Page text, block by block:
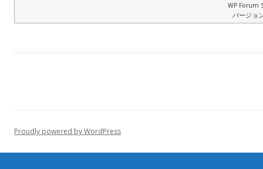
WP Forum
バージョ
Proudly powered by WordPress